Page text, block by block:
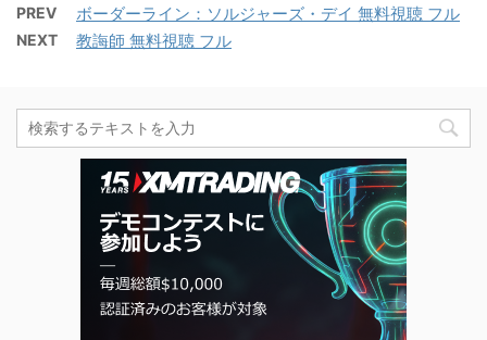
PREV ボーダーライン：ソルジャーズ・デイ 無料視聴 フル
NEXT 教誨師 無料視聴 フル